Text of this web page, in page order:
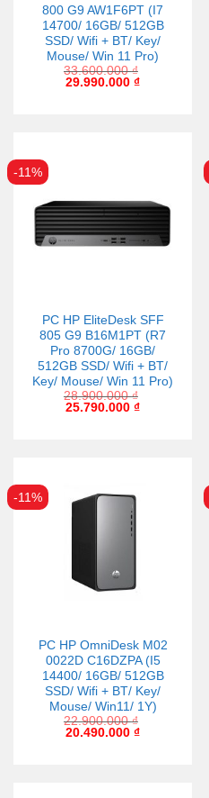
800 G9 AW1F6PT (I7
14700/ 16GB/ 512GB
SSD/ Wifi + BT/ Key/
Mouse/ Win 11 Pro)
33.600.000₫
29.990.000 ₫
-11%
PC HP EliteDesk SFF
805 G9 B16M1PT (R7
Pro 8700G/ 16GB/
512GB SSD/ Wifi + BT/
Key/ Mouse/ Win 11 Pro)
28.900.000₫
25.790.000 ₫
-11%
PC HP OmniDesk M02
0022D C16DZPA (I5
14400/ 16GB/ 512GB
SSD/ Wifi + BT/ Key/
Mouse/ Win11/ 1Y)
22.900.000₫
20.490.000 ₫